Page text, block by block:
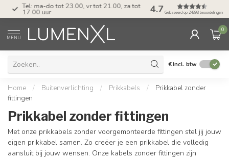
Tel: ma-do tot 23.00, vr tot 21.00, za tot
17.00 uur 4.7 Gebaseerd op 24393 beoordelingen
MENU
0
€Incl. btw
Home / Buitenverlichting / Prikkabels /
Prikkabel zonder
fittingen
Prikkabel zonder fittingen
Met onze prikkabels zonder voorgemonteerde fittingen stel jij jouw
eigen prikkabel samen. Zo creëer je een prikkabel die volledig
aansluit bij jouw wensen. Onze kabels zonder fittingen zijn